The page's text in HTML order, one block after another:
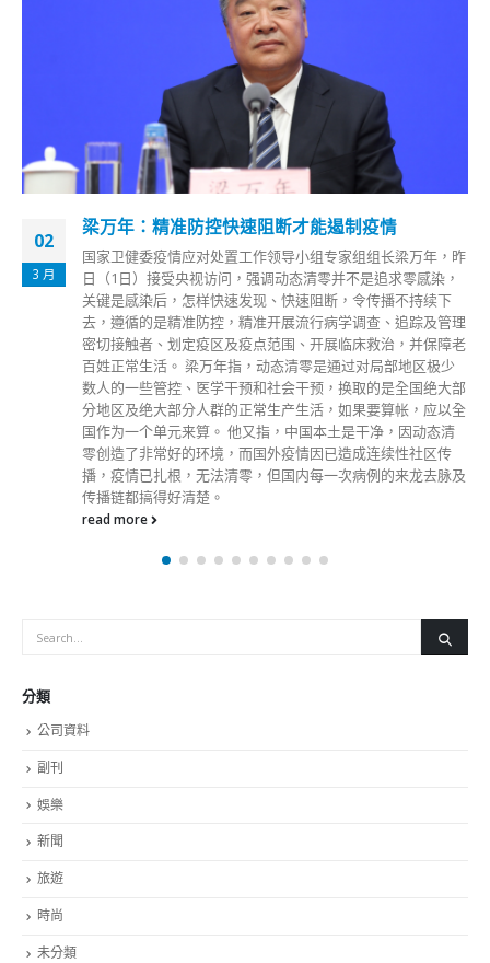
02
3 月
梁万年：精准防控快速阻断才能遏制疫情
国家卫健委疫情应对处置工作领导小组专家组组长梁万年，昨
日（1日）接受央视访问，强调动态清零并不是追求零感染，
关键是感染后，怎样快速发现、快速阻断，令传播不持续下
去，遵循的是精准防控，精准开展流行病学调查、追踪及管理
密切接触者、划定疫区及疫点范围、开展临床救治，并保障老
百姓正常生活。 梁万年指，动态清零是通过对局部地区极少
数人的一些管控、医学干预和社会干预，换取的是全国绝大部
分地区及绝大部分人群的正常生产生活，如果要算帐，应以全
国作为一个单元来算。 他又指，中国本土是干净，因动态清
零创造了非常好的环境，而国外疫情因已造成连续性社区传
播，疫情已扎根，无法清零，但国内每一次病例的来龙去脉及
传播链都搞得好清楚。
read more
分類
公司資料
副刊
娛樂
新聞
旅遊
時尚
未分類